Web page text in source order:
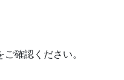
確認ください。